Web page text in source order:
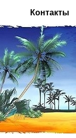
Контакты